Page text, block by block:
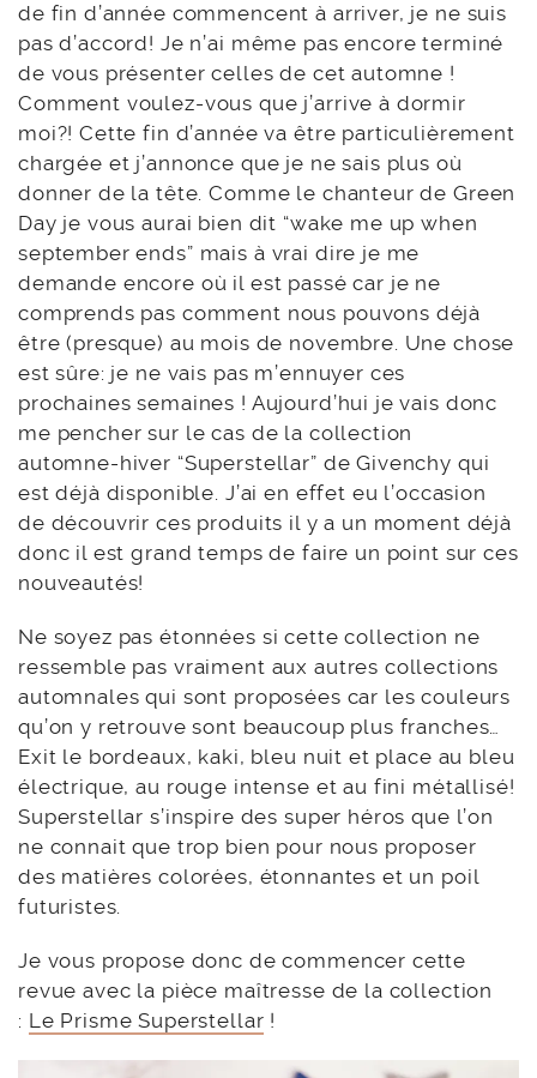
de fin d’année commencent à arriver, je ne suis
pas d’accord! Je n’ai même pas encore terminé
de vous présenter celles de cet automne !
Comment voulez-vous que j’arrive à dormir
moi?! Cette fin d’année va être particulièrement
chargée et j’annonce que je ne sais plus où
donner de la tête. Comme le chanteur de Green
Day je vous aurai bien dit “wake me up when
september ends” mais à vrai dire je me
demande encore où il est passé car je ne
comprends pas comment nous pouvons déjà
être (presque) au mois de novembre. Une chose
est sûre: je ne vais pas m’ennuyer ces
prochaines semaines ! Aujourd’hui je vais donc
me pencher sur le cas de la collection
automne-hiver “Superstellar” de Givenchy qui
est déjà disponible. J’ai en effet eu l’occasion
de découvrir ces produits il y a un moment déjà
donc il est grand temps de faire un point sur ces
nouveautés!
Ne soyez pas étonnées si cette collection ne
ressemble pas vraiment aux autres collections
automnales qui sont proposées car les couleurs
qu’on y retrouve sont beaucoup plus franches…
Exit le bordeaux, kaki, bleu nuit et place au bleu
électrique, au rouge intense et au fini métallisé!
Superstellar s’inspire des super héros que l’on
ne connait que trop bien pour nous proposer
des matières colorées, étonnantes et un poil
futuristes.
Je vous propose donc de commencer cette
revue avec la pièce maîtresse de la collection
: Le Prisme Superstellar !